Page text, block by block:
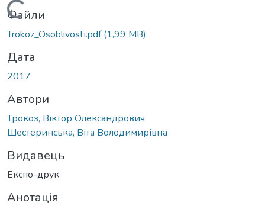
Вантажиться...
Файли
Trokoz_Osoblivostі.pdf(1,99 MB)
Дата
2017
Автори
Трокоз, Віктор Олександрович
Шестеринська, Віта Володимирівна
Видавець
Експо-друк
Анотація